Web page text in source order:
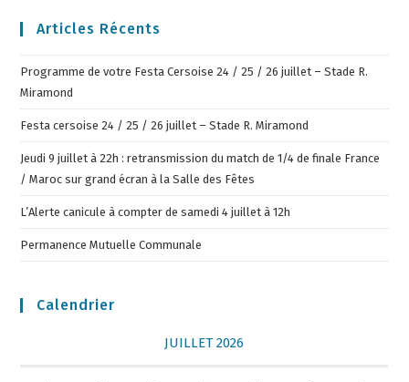
Articles Récents
Programme de votre Festa Cersoise 24 / 25 / 26 juillet – Stade R.
Miramond
Festa cersoise 24 / 25 / 26 juillet – Stade R. Miramond
Jeudi 9 juillet à 22h : retransmission du match de 1/4 de finale France
/ Maroc sur grand écran à la Salle des Fêtes
L’Alerte canicule à compter de samedi 4 juillet à 12h
Permanence Mutuelle Communale
Calendrier
JUILLET 2026